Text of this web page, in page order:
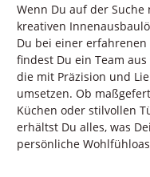
Wenn Du auf der
kreativen
Du bei einer
findest Du ein Team
die mit Präzision und
umsetzen. Ob
Küchen oder stilvollen
erhältst Du alles, was
persönliche